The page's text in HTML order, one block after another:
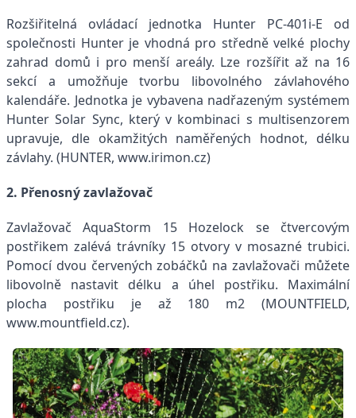
Rozšiřitelná ovládací jednotka Hunter PC-401i-E od
společnosti Hunter je vhodná pro středně velké plochy
zahrad domů i pro menší areály. Lze rozšířit až na 16
sekcí a umožňuje tvorbu libovolného závlahového
kalendáře. Jednotka je vybavena nadřazeným systémem
Hunter Solar Sync, který v kombinaci s multisenzorem
upravuje, dle okamžitých naměřených hodnot, délku
závlahy. (HUNTER, www.irimon.cz)
2. Přenosný zavlažovač
Zavlažovač AquaStorm 15 Hozelock se čtvercovým
postřikem zalévá trávníky 15 otvory v mosazné trubici.
Pomocí dvou červených zobáčků na zavlažovači můžete
libovolně nastavit délku a úhel postřiku. Maximální
plocha postřiku je až 180 m2 (MOUNTFIELD,
www.mountfield.cz).